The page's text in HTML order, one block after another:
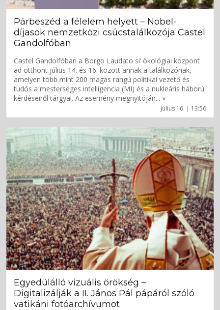
július 16. | 13:56
Párbeszéd a félelem helyett – Nobel-
díjasok nemzetközi csúcstalálkozója Castel
Gandolfóban
Castel Gandolfóban a Borgo Laudato si’ ökológiai központ
ad otthont július 14. és 16. között annak a találkozónak,
amelyen több mint 200 magas rangú politikai vezető és
tudós a mesterséges intelligencia (MI) és a nukleáris háború
kérdéseiről tárgyal. Az esemény megnyitóján... »
Egyedülálló vizuális örökség –
Digitalizálják a II. János Pál pápáról szóló
vatikáni fotóarchívumot